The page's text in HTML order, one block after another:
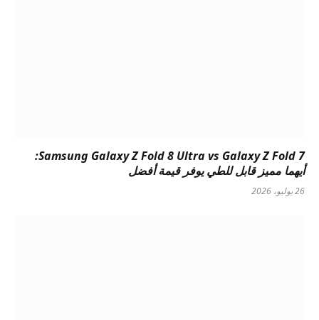
Samsung Galaxy Z Fold 8 Ultra vs Galaxy Z Fold 7:
أيهما مميز قابل للطي يوفر قيمة أفضل
26 يوليو، 2026